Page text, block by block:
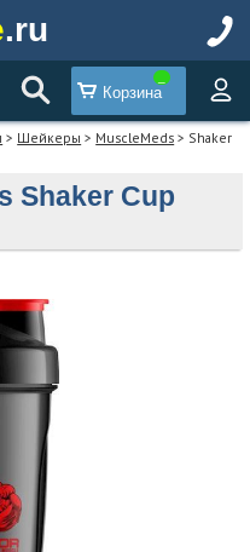
.ru
Корзина
> Шейкеры > MuscleMeds > Shaker
Shaker Cup